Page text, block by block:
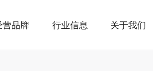
营品牌 行业信息 关于我们